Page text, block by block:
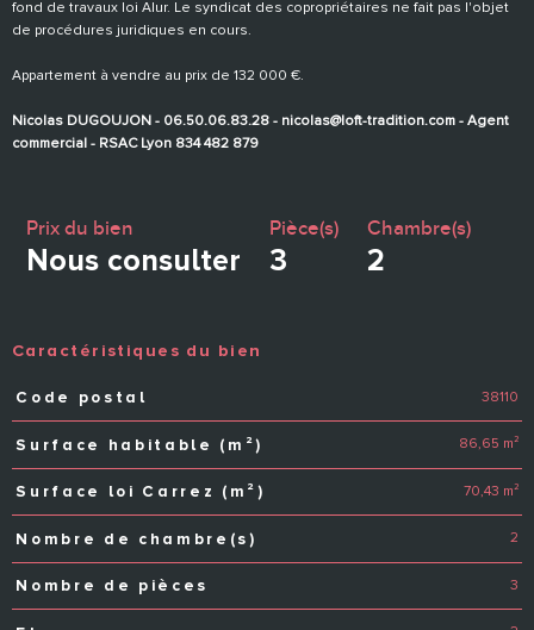
fond de travaux loi Alur. Le syndicat des copropriétaires ne fait pas l'objet
de procédures juridiques en cours.
Appartement à vendre au prix de 132 000 €.
Nicolas DUGOUJON - 06.50.06.83.28 - nicolas@loft-tradition.com - Agent
commercial - RSAC Lyon 834 482 879
Prix du bien
Nous consulter
Pièce(s)
3
Chambre(s)
2
Caractéristiques du bien
Caractéristiques Valeurs
Code postal 38110
Surface habitable (m²) 86,65 m²
Surface loi Carrez (m²) 70,43 m²
Nombre de chambre(s) 2
Nombre de pièces 3